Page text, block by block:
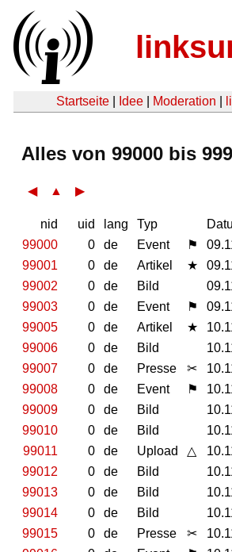
Startseite Idee Moderation
Alles von 99000 bis
◀ ▲ ▶
nid uid lang Typ
99000
0 de Event ⚑
99001
0 de Artikel ★
99002
0 de Bild
99003
0 de Event ⚑
99005
0 de Artikel ★
99006
0 de Bild
99007
0 de Presse ✂
99008
0 de Event ⚑
99009
0 de Bild
99010
0 de Bild
99011
0 de Upload △
99012
0 de Bild
99013
0 de Bild
99014
0 de Bild
99015
0 de Presse ✂